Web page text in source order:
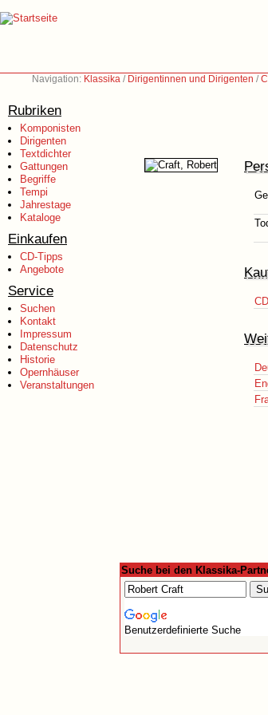
Navigation: Klassika / Dirigentinnen und Dirigenten /C
Rubriken
Komponisten
Dirigenten
Textdichter
Gattungen
Begriffe
Tempi
Jahrestage
Kataloge
Einkaufen
CD-Tipps
Angebote
Service
Suchen
Kontakt
Impressum
Datenschutz
Historie
Opernhäuser
Veranstaltungen
Suche bei den Klassika-
Benutzerdefinierte Suche